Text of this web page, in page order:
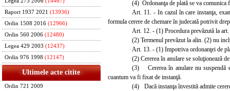
Raport 1937 2021 (13936)
Ordin 1508 2016 (12966)
Ordin 560 2006 (12480)
Legea 429 2003 (12437)
Ordin 976 1998 (12147)
Ultimele acte citite
Ordin 721 2009
(4) Ordonanţa de plată se va
Art. 11. - In cazul în care instanţa,
formula cerere de chemare în judecată potrivit
Art. 12. - (1) Procedura prevăzută la
(2) Termenul prevăzut la alin. (2) nu
Art. 13. - (1) Impotriva ordonanţei de
(2) Cererea în anulare se soluţionează
(3) Cererea în anulare nu suspendă
cuantum va fi fixat de instanţă.
(4) Dacă instanţa învestită admite